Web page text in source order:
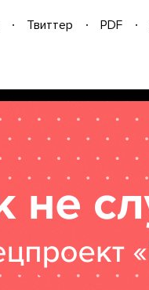
Твиттер PDF